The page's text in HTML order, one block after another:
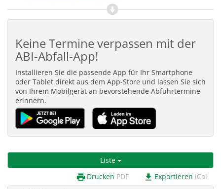
Keine Termine verpassen mit der
ABI-Abfall-App!
Installieren Sie die passende App für Ihr Smartphone
oder Tablet direkt aus dem App-Store und lassen Sie sich
von Ihrem Mobilgerät an bevorstehende Abfuhrtermine
erinnern.
Liste
print Drucken PDF download Exportieren iCal